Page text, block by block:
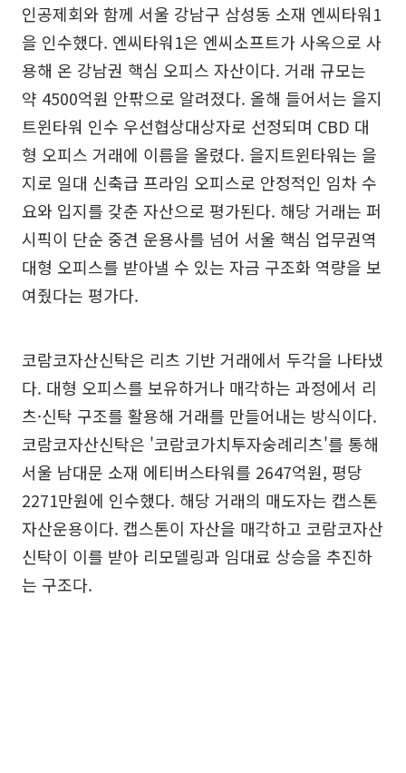
인공제회와 함께 서울 강남구 삼성동 소재 엔씨타워1
을 인수했다. 엔씨타워1은 엔씨소프트가 사옥으로 사
용해 온 강남권 핵심 오피스 자산이다. 거래 규모는
약 4500억원 안팎으로 알려졌다. 올해 들어서는 을지
트윈타워 인수 우선협상대상자로 선정되며 CBD 대
형 오피스 거래에 이름을 올렸다. 을지트윈타워는 을
지로 일대 신축급 프라임 오피스로 안정적인 임차 수
요와 입지를 갖춘 자산으로 평가된다. 해당 거래는 퍼
시픽이 단순 중견 운용사를 넘어 서울 핵심 업무권역
대형 오피스를 받아낼 수 있는 자금 구조화 역량을 보
여줬다는 평가다.
코람코자산신탁은 리츠 기반 거래에서 두각을 나타냈
다. 대형 오피스를 보유하거나 매각하는 과정에서 리
츠·신탁 구조를 활용해 거래를 만들어내는 방식이다.
코람코자산신탁은 '코람코가치투자숭례리츠'를 통해
서울 남대문 소재 에티버스타워를 2647억원, 평당
2271만원에 인수했다. 해당 거래의 매도자는 캡스톤
자산운용이다. 캡스톤이 자산을 매각하고 코람코자산
신탁이 이를 받아 리모델링과 임대료 상승을 추진하
는 구조다.